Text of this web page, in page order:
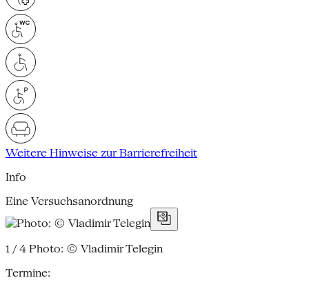
Weitere Hinweise zur Barrierefreiheit
Info
Eine Versuchsanordnung
1 / 4 Photo: © Vladimir Telegin
Termine: